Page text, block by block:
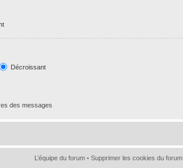
Décroissant
des messages
L’équipe du forum • Supprimer les cookies du forum